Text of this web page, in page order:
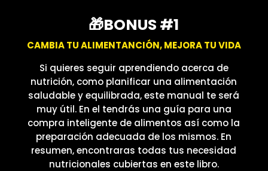
🎁BONUS #1
CAMBIA TU ALIMENTANCIÓN, MEJORA TU VIDA
Si quieres seguir aprendiendo acerca de
nutrición, como planificar una alimentación
saludable y equilibrada, este manual te será
muy útil. En el tendrás una guía para una
compra inteligente de alimentos así como la
preparación adecuada de los mismos. En
resumen, encontraras todas tus necesidad
nutricionales cubiertas en este libro.